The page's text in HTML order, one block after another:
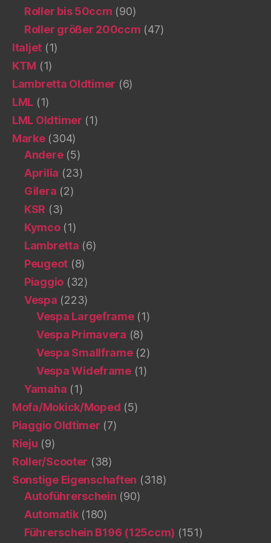
Roller bis 50ccm (90)
Roller größer 200ccm (47)
Italjet (1)
KTM (1)
Lambretta Oldtimer (6)
LML (1)
LML Oldtimer (1)
Marke(304)
Andere(5)
Aprilia (23)
Gilera (2)
KSR (3)
Kymco(1)
Lambretta (6)
Peugeot (8)
Piaggio (32)
Vespa (223)
Vespa Largeframe(1)
Vespa Primavera (8)
Vespa Smallframe(2)
Vespa Wideframe(1)
Yamaha (1)
Mofa/Mokick/Moped (5)
Piaggio Oldtimer (7)
Rieju (9)
Roller/Scooter (38)
Sonstige Eigenschaften (318)
Autoführerschein (90)
Automatik(180)
Führerschein B196 (125ccm) (151)